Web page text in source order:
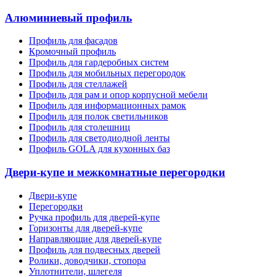
Алюминиевый профиль
Профиль для фасадов
Кромочный профиль
Профиль для гардеробных систем
Профиль для мобильных перегородок
Профиль для стеллажей
Профиль для рам и опор корпусной мебели
Профиль для информационных рамок
Профиль для полок светильников
Профиль для столешниц
Профиль для светодиодной ленты
Профиль GOLA для кухонных баз
Двери-купе и межкомнатные перегородки
Двери-купе
Перегородки
Ручка профиль для дверей-купе
Горизонты для дверей-купе
Направляющие для дверей-купе
Профиль для подвесных дверей
Ролики, доводчики, стопора
Уплотнители, шлегеля